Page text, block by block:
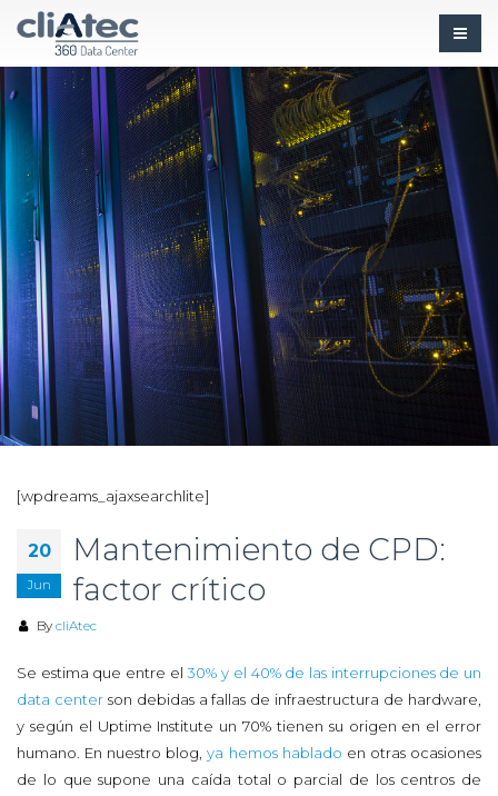
[wpdreams_ajaxsearchlite]
20
Jun
Mantenimiento de CPD:
factor crítico
By cliAtec
Se estima que entre el30% y el 40% de las interrupciones de un
data centerson debidas a fallas de infraestructura de hardware,
y según el Uptime Institute un 70% tienen su origen en el error
humano. En nuestro blog, ya hemos hablado en otras ocasiones
de lo que supone una caída total o parcial de los centros de